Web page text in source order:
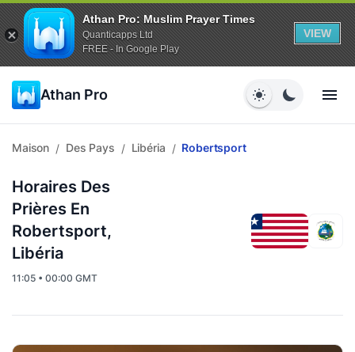
Athan Pro: Muslim Prayer Times
Quanticapps Ltd
FREE - In Google Play
VIEW
Athan Pro
Maison / Des Pays / Libéria / Robertsport
Horaires Des
Prières En
Robertsport,
Libéria
11:05 • 00:00 GMT